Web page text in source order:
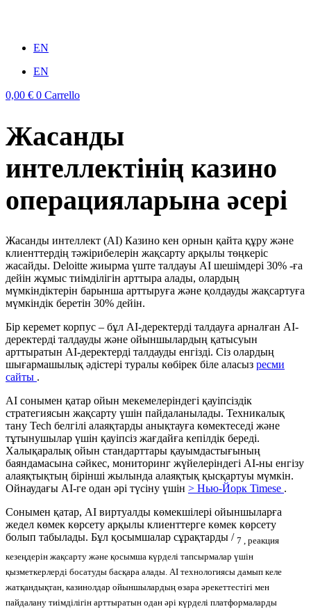
EN
EN
0,00 € 0 Carrello
Жасанды
интеллектінің казино
операцияларына әсері
Жасанды интеллект (AI) Казино кен орнын қайта құру және
клиенттердің тәжірибелерін жақсарту арқылы төңкеріс
жасайды. Deloitte жиырма үште талдауы AI шешімдері 30% -ға
дейін жұмыс тиімділігін арттыра алады, олардың
мүмкіндіктерін барынша арттыруға және қолдауды жақсартуға
мүмкіндік беретін 30% дейін.
Бір керемет корпус – бұл AI-деректерді талдауға арналған AI-
деректерді талдауды және ойыншылардың қатысуын
арттыратын AI-деректерді талдауды енгізді. Сіз олардың
шығармашылық әдістері туралы көбірек біле аласыз ресми
сайты .
AI сонымен қатар ойын мекемелеріндегі қауіпсіздік
стратегиясын жақсарту үшін пайдаланылады. Техникалық
тану Tech белгілі алаяқтарды анықтауға көмектеседі және
тұтынушылар үшін қауіпсіз жағдайға кепілдік береді.
Халықаралық ойын стандарттары қауымдастығының
баяндамасына сәйкес, мониторинг жүйелеріндегі AI-ны енгізу
алаяқтықтың бірінші жылында алаяқтық қысқартуы мүмкін.
Ойнаудағы AI-ге одан әрі түсіну үшін > Нью-Йорк Timese .
Сонымен қатар, AI виртуалды көмекшілері ойыншыларға
жедел көмек көрсету арқылы клиенттерге көмек көрсету
болып табылады. Бұл қосымшалар сұрақтарды / 7 , реакция
кезеңдерін жақсарту және қосымша күрделі тапсырмалар үшін
қызметкерлерді босатуды басқара алады. AI технологиясы дамып келе
жатқандықтан, казинолдар ойыншылардың өзара әрекеттестігі мен
пайдалану тиімділігін арттыратын одан әрі күрделі платформаларды